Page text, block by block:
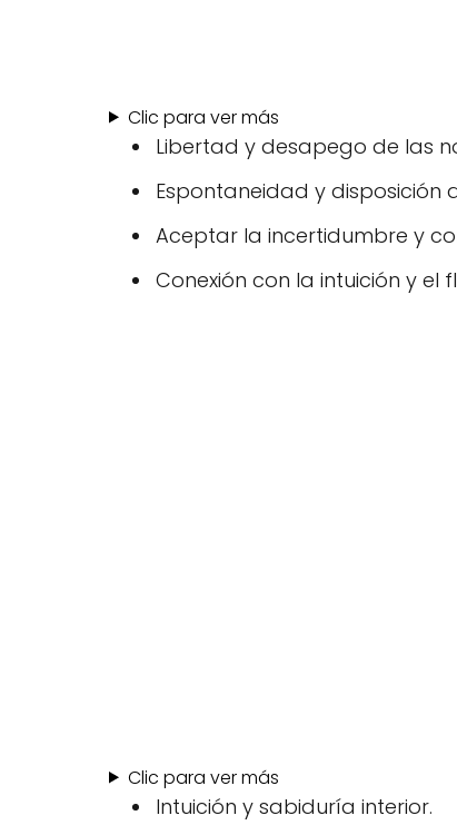
Clic para ver más
Libertad y desapego de las
Espontaneidad y disposición
Aceptar la incertidumbre y
Conexión con la intuición y el
Clic para ver más
Intuición y sabiduría interior.